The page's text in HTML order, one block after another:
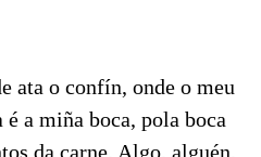
ata o confín, onde o meu
é a miña boca, pola boca
da carne. Algo, alguén,